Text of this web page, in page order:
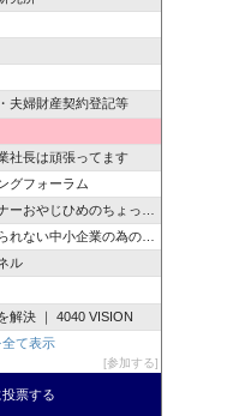
夫婦財産契約登記等
社長は頑張ってます
グフォーラム
ひめのちょっとタメになる話
企業の為の【0円求人採用術】
ル
解決 ｜ 4040 VISION
て表示
参加する
票する